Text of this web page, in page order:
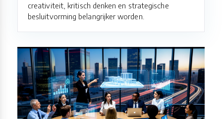
creativiteit, kritisch denken en strategische
besluitvorming belangrijker worden.